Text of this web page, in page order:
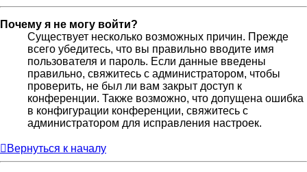
Почему я не могу войти?
Существует несколько возможных причин. Прежде
всего убедитесь, что вы правильно вводите имя
пользователя и пароль. Если данные введены
правильно, свяжитесь с администратором, чтобы
проверить, не был ли вам закрыт доступ к
конференции. Также возможно, что допущена ошибка
в конфигурации конференции, свяжитесь с
администратором для исправления настроек.
Вернуться к началу